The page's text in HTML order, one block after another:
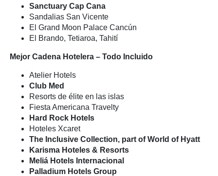
Sanctuary Cap Cana
Sandalias San Vicente
El Grand Moon Palace Cancún
El Brando, Tetiaroa, Tahití
Mejor Cadena Hotelera – Todo Incluido
Atelier Hotels
Club Med
Resorts de élite en las islas
Fiesta Americana Travelty
Hard Rock Hotels
Hoteles Xcaret
The Inclusive Collection, part of World of Hyatt
Karisma Hoteles & Resorts
Meliá Hotels Internacional
Palladium Hotels Group